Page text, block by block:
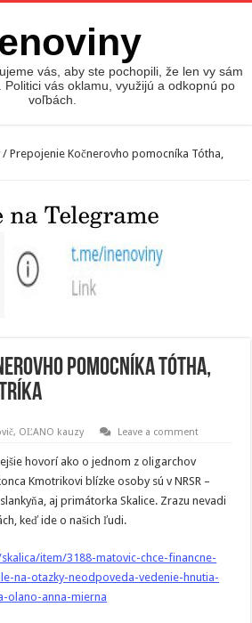
vás, aby ste pochopili, že len vy sám
vás oklamu, využijú a odkopnú po
voľbách.
/ Prepojenie Kočnerovho pomocníka Tótha,
pomocníka Tótha,
OĽANO kauzy Leave a comment
hovorí ako o jednom z oligarchov
Kmotrikovi blízke osoby sú v NRSR –
aj primátorka Skalice. Zrazu nevadi
keď ide o našich ľudi.
item/3188-matovic-chce-financne-
na-otazky-neodpoveda-vedenie-hnutia-
olano-anna-mierna